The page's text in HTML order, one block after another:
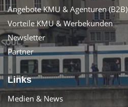
Angebote KMU & Agenturen (B2B)
Vorteile KMU & Werbekunden
Newsletter
Partner
Links
Medien & News